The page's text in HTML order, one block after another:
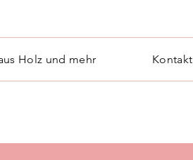
Holz und mehr Kontakt